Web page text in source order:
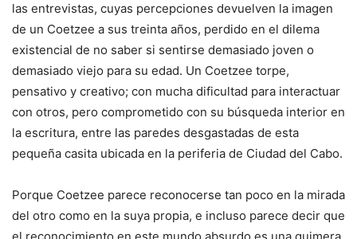
las entrevistas, cuyas percepciones devuelven la imagen
de un Coetzee a sus treinta años, perdido en el dilema
existencial de no saber si sentirse demasiado joven o
demasiado viejo para su edad. Un Coetzee torpe,
pensativo y creativo; con mucha dificultad para interactuar
con otros, pero comprometido con su búsqueda interior en
la escritura, entre las paredes desgastadas de esta
pequeña casita ubicada en la periferia de Ciudad del Cabo.
Porque Coetzee parece reconocerse tan poco en la mirada
del otro como en la suya propia, e incluso parece decir que